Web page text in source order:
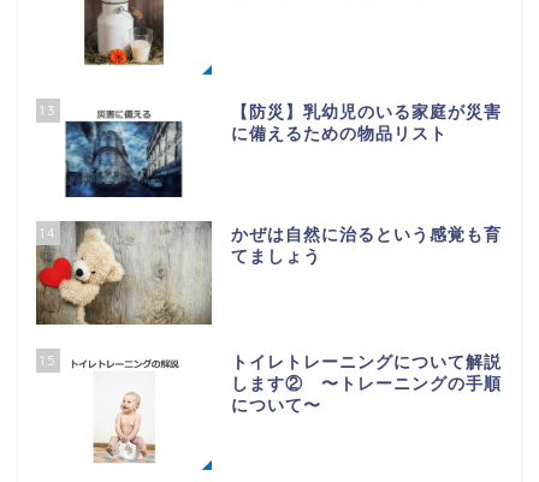
13
【防災】乳幼児のいる家庭が災害
に備えるための物品リスト
14
かぜは自然に治るという感覚も育
てましょう
15
トイレトレーニングについて解説
します② 〜トレーニングの手順
について〜